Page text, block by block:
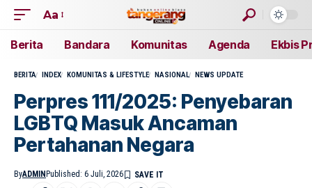
Aa
Berita Bandara Komunitas Agenda Ekbis
BERITA INDEX KOMUNITAS & LIFESTYLE NASIONAL NEWS UPDATE
Perpres 111/2025: Penyebaran
LGBTQ Masuk Ancaman
Pertahanan Negara
ByADMIN Published: 6 Juli, 2026